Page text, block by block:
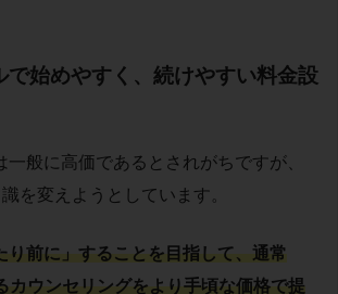
で始めやすく、続けやすい料金設
一般に高価であるとされがちですが、
を変えようとしています。
り前に」することを目指して、通常
カウンセリングをより手頃な価格で提